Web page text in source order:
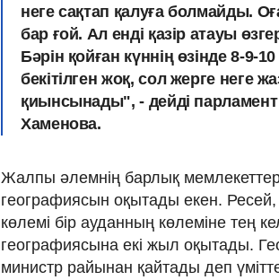
неге сақтап қалуға болмайды.
бар ғой. Ал енді қазір атауы
Бәрін қойған күннің өзінде 8-9-
бекітілген жоқ, сол жерге неге
қиынсынады", - дейді парламент
Хаменова.
Жалпы әлемнің барлық мемлекеттері
географиясын оқытады екен. Ресей,
көлемі бір ауданның көлеміне тең
географиясына екі жыл оқытады.
министр райынан қайтады деп